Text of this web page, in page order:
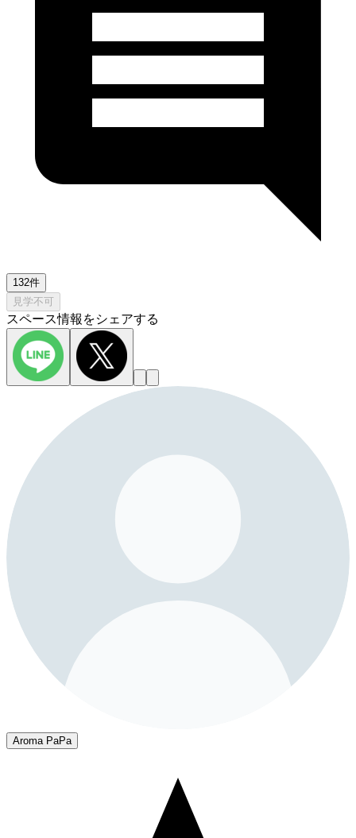
132件
見学不可
スペース情報をシェアする
Aroma PaPa